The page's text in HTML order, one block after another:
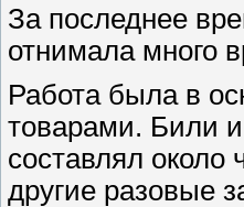
За последнее
отнимала много
Работа была в
товарами. Били
составлял около
другие разовые